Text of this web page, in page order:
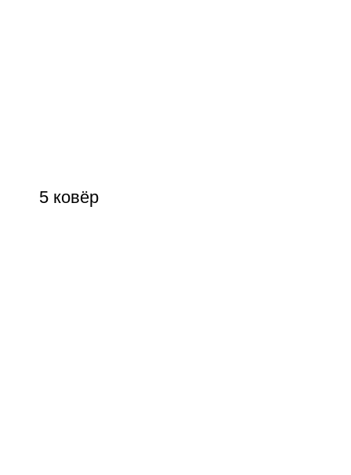
5 ковёр